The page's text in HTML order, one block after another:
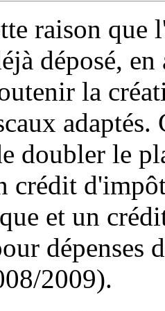
raison que
déposé,
la
doubler le
crédit
et un
dépenses
2009).